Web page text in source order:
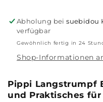
Abholung beisuebidou
verfügbar
Gewöhnlich fertig in 24
Shop-Informationen
Pippi Langstrumpf
und Praktisches